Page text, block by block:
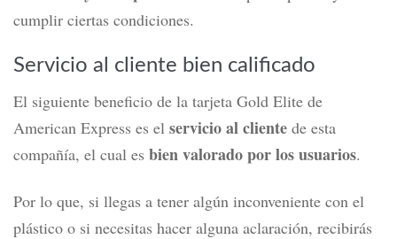
cumplir ciertas condiciones.
Servicio al cliente bien calificado
El siguiente beneficio de la tarjeta Gold Elite de
American Express es el servicio al cliente de esta
compañía, el cual es bien valorado por los usuarios.
Por lo que, si llegas a tener algún inconveniente con el
plástico o si necesitas hacer alguna aclaración, recibirás